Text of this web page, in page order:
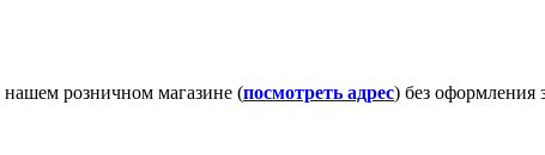
нашем розничном магазине (посмотреть адрес) без оформления